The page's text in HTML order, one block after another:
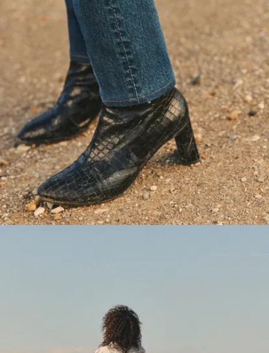
Italienisch
gewebt von
Weltbekannt für
nachhaltigen,
außergewöhnlichen
Denim.
Haltbare
Konstruktion:
Starke Nähte und
strategische Nieten
an den
Belastungspunkten,
mit sorgfältiger
Verarbeitung, damit
sie euch lange treu